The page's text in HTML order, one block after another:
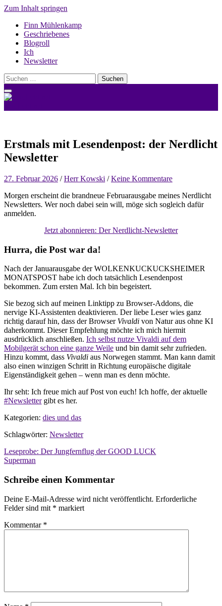
Zum Inhalt springen
Finn Mühlenkamp
Geschriebenes
Blogroll
Ich
Newsletter
Suchen
nach:
Erstmals mit Lesendenpost: der Nerdlicht
Newsletter
27. Februar 2026 /Herr Kowski /Keine Kommentare
Morgen erscheint die brandneue Februarausgabe meines Nerdlicht
Newsletters. Wer noch dabei sein will, möge sich sogleich dafür
anmelden.
Jetzt abonnieren: Der Nerdlicht-Newsletter
Hurra, die Post war da!
Nach der Januarausgabe der WOLKENKUCKUCKSHEIMER
MONATSPOST habe ich doch tatsächlich Lesendenpost
bekommen. Zum ersten Mal. Ich bin begeistert.
Sie bezog sich auf meinen Linktipp zu Browser-Addons, die
nervige KI-Assistenten deaktivieren. Der liebe Leser wies ganz
richtig darauf hin, dass der Browser Vivaldi von Natur aus ohne KI
daherkommt. Dieser Empfehlung möchte ich mich hiermit
ausdrücklich anschließen. Ich selbst nutze Vivaldi auf dem
Mobilgerät schon eine ganze Weile und bin damit sehr zufrieden.
Hinzu kommt, dass Vivaldi aus Norwegen stammt. Man kann damit
also einen winzigen Schritt in Richtung europäische digitale
Eigenständigkeit gehen – wenn man es denn möchte.
Ihr seht: Ich freue mich auf Post von euch! Ich hoffe, der aktuelle
#Newslettergibt es her.
Kategorien: dies und das
Schlagwörter: Newsletter
Beitragsnavigation
Leseprobe: Der Jungfernflug der GOOD LUCK
Superman
Schreibe einen Kommentar
Deine E-Mail-Adresse wird nicht veröffentlicht. Erforderliche
Felder sind mit * markiert
Kommentar *